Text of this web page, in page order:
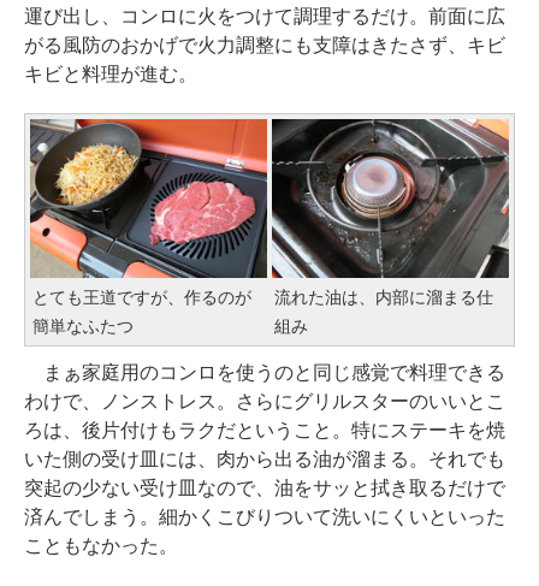
運び出し、コンロに火をつけて調理するだけ。前面に広
がる風防のおかげで火力調整にも支障はきたさず、キビ
キビと料理が進む。
とても王道ですが、作るのが
簡単なふたつ
流れた油は、内部に溜まる仕
組み
まぁ家庭用のコンロを使うのと同じ感覚で料理できる
わけで、ノンストレス。さらにグリルスターのいいとこ
ろは、後片付けもラクだということ。特にステーキを焼
いた側の受け皿には、肉から出る油が溜まる。それでも
突起の少ない受け皿なので、油をサッと拭き取るだけで
済んでしまう。細かくこびりついて洗いにくいといった
こともなかった。